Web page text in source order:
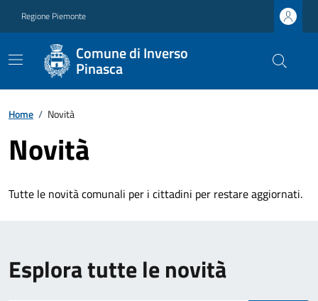
Regione Piemonte
Comune di Inverso
Pinasca
Home / Novità
Novità
Tutte le novità comunali per i cittadini per restare aggiornati.
Esplora tutte le novità